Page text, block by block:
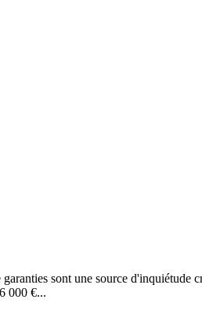
sont une source d'inquiétude
000 €...